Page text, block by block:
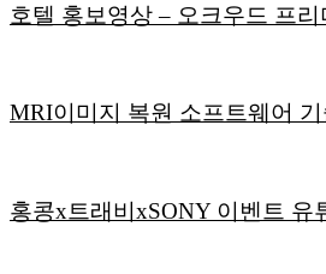
호텔 홍보영상 – 오크우드 프리
MRI이미지 복원 소프트웨어
홍콩x트래비xSONY 이벤트 유